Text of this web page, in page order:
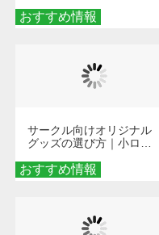
おすすめ情報
くなる巾着＆ポーチ活用
術
おすすめ情報
サークル向けオリジナル
グッズの選び方｜小ロッ
める秘訣